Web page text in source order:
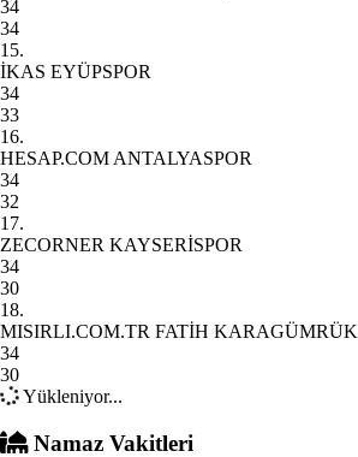
34
34
15.
İKAS EYÜPSPOR
34
33
16.
HESAP.COM ANTALYASPOR
34
32
17.
ZECORNER KAYSERİSPOR
34
30
18.
MISIRLI.COM.TR FATİH KARAGÜMRÜK
34
30
Yükleniyor...
Namaz Vakitleri